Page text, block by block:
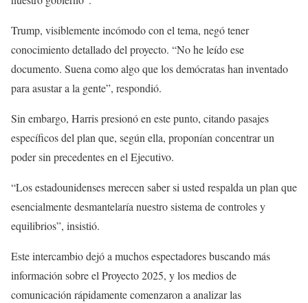
Trump, visiblemente incómodo con el tema, negó tener
conocimiento detallado del proyecto. “No he leído ese
documento. Suena como algo que los demócratas han inventado
para asustar a la gente”, respondió.
Sin embargo, Harris presionó en este punto, citando pasajes
específicos del plan que, según ella, proponían concentrar un
poder sin precedentes en el Ejecutivo.
“Los estadounidenses merecen saber si usted respalda un plan que
esencialmente desmantelaría nuestro sistema de controles y
equilibrios”, insistió.
Este intercambio dejó a muchos espectadores buscando más
información sobre el Proyecto 2025, y los medios de
comunicación rápidamente comenzaron a analizar las